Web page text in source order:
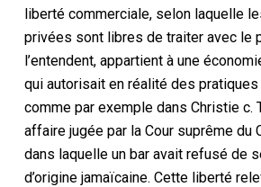
liberté commerciale, selon laquelle
privées sont libres de traiter avec le
l’entendent, appartient à une
qui autorisait en réalité des
comme par exemple dans Christie c.
affaire jugée par la Cour suprême du
dans laquelle un bar avait refusé de
d’origine jamaïcaine. Cette liberté